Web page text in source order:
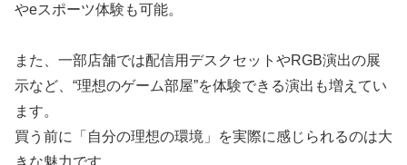
やeスポーツ体験も可能。
また、一部店舗では配信用デスクセットやRGB演出の展
示など、“理想のゲーム部屋”を体験できる演出も増えてい
ます。
買う前に「自分の理想の環境」を実際に感じられるのは大